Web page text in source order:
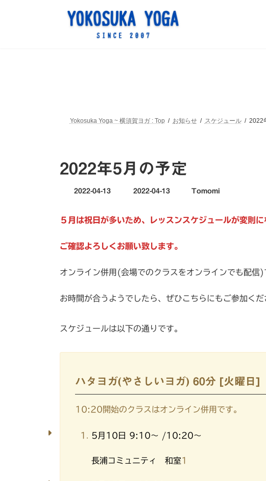
Yokosuka Yoga ~ 横須賀ヨガ : Top お知らせ スケジュール 2022
2022年5月の予定
2022-04-13
最
新
時
2022-04-13 Tomomi
５月は祝日が多いため、レッスンスケジュールが変則に
ご確認よろしくお願い致します。
オンライン併用(会場でのクラスをオンラインでも配信)
お時間が合うようでしたら、ぜひこちらにもご参加くだ
スケジュールは以下の通りです。
ハタヨガ(やさしいヨガ) 60分 [火曜日]
10:20開始のクラスはオンライン併用です。
5月10日 9:10～ /10:20～
長浦コミュニティ 和室1